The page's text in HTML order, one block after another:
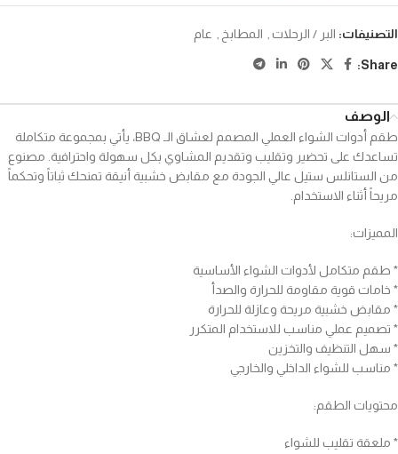
التصنيفات: البر / الرحلات المطابخ عام
Share:
الوصف
طقم أدوات الشواء العملي المصمم لعشاق الـ BBQ، يأتي بمجموعة متكاملة
تساعدك على تحضير وتقليب وتقديم المشاوي بكل سهولة واحترافية. مصنوع
من الستانلس ستيل عالي الجودة مع مقابض خشبية أنيقة تمنحك ثباتاً وتحكماً
مريحاً أثناء الاستخدام.
المميزات:
* طقم متكامل لأدوات الشواء الأساسية
* خامات قوية مقاومة للحرارة والصدأ
* مقابض خشبية مريحة وعازلة للحرارة
* تصميم عملي مناسب للاستخدام المتكرر
* سهل التنظيف والتخزين
* مناسب للشواء الداخلي والخارجي
محتويات الطقم:
* ملعقة تقليب للشواء